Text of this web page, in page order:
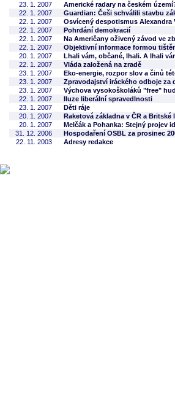
23. 1. 2007
Americké radary na českém
22. 1. 2007
Guardian: Češi schválili stavbu
22. 1. 2007
Osvícený despotismus Alexandra
22. 1. 2007
Pohrdání demokracií
22. 1. 2007
Na Američany oživený závod ve
22. 1. 2007
Objektivní informace formou
20. 1. 2007
Lhali vám, občané, lhali. A lhali
22. 1. 2007
Vláda založená na zradě
23. 1. 2007
Eko-energie, rozpor slov a činů
23. 1. 2007
Zpravodajství iráckého odboje za
23. 1. 2007
Výchova vysokoškoláků "free"
22. 1. 2007
Iluze liberální spravedlnosti
23. 1. 2007
Děti ráje
20. 1. 2007
Raketová základna v ČR a
20. 1. 2007
Melčák a Pohanka: Stejný projev
31. 12. 2006
Hospodaření OSBL za prosinec
22. 11. 2003
Adresy redakce